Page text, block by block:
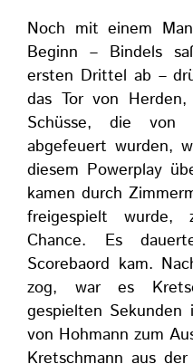
Noch mit einem
Beginn – Bindels
ersten Drittel ab –
das Tor von
Schüsse, die von
abgefeuert wurden,
diesem Powerplay
kamen durch
freigespielt
Chance. Es
Scorebaord kam.
zog, war es
gespielten Sekunden
von Hohmann zum
Kretschmann aus